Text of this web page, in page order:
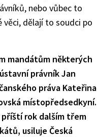
nebo vůbec to
věci, dělají to soudci po
mandátům některých
právník Jan
práva Kateřina
místopředsedkyní.
příští rok dalším třem
usiluje Česká